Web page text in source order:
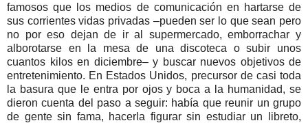
famosos que los medios de comunicación en hartarse de
sus corrientes vidas privadas –pueden ser lo que sean pero
no por eso dejan de ir al supermercado, emborrachar y
alborotarse en la mesa de una discoteca o subir unos
cuantos kilos en diciembre– y buscar nuevos objetivos de
entretenimiento. En Estados Unidos, precursor de casi toda
la basura que le entra por ojos y boca a la humanidad, se
dieron cuenta del paso a seguir: había que reunir un grupo
de gente sin fama, hacerla figurar sin estudiar un libreto,